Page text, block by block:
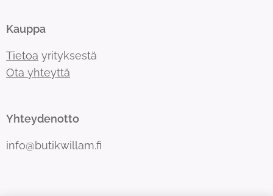
Kauppa
Tietoa yrityksestä
Ota yhteyttä
Yhteydenotto
info@butikwillam.fi